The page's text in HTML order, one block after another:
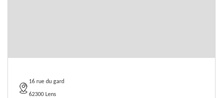
16 rue du gard
62300 Lens